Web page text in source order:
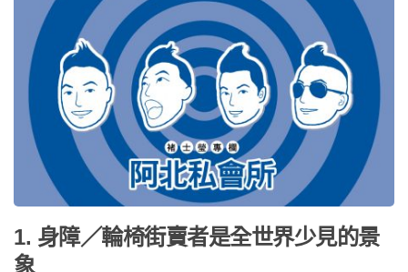
1. 身障／輪椅街賣者是全世界少見的景
象